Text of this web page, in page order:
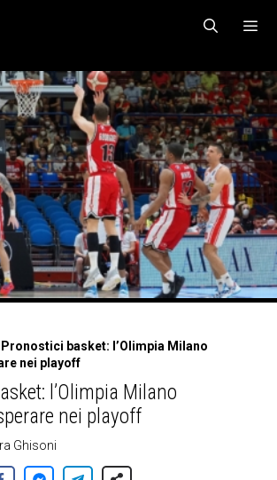
MENU
Pronostici basket: l’Olimpia Milano
nei playoff
l’Olimpia Milano
nei playoff
Ghisoni